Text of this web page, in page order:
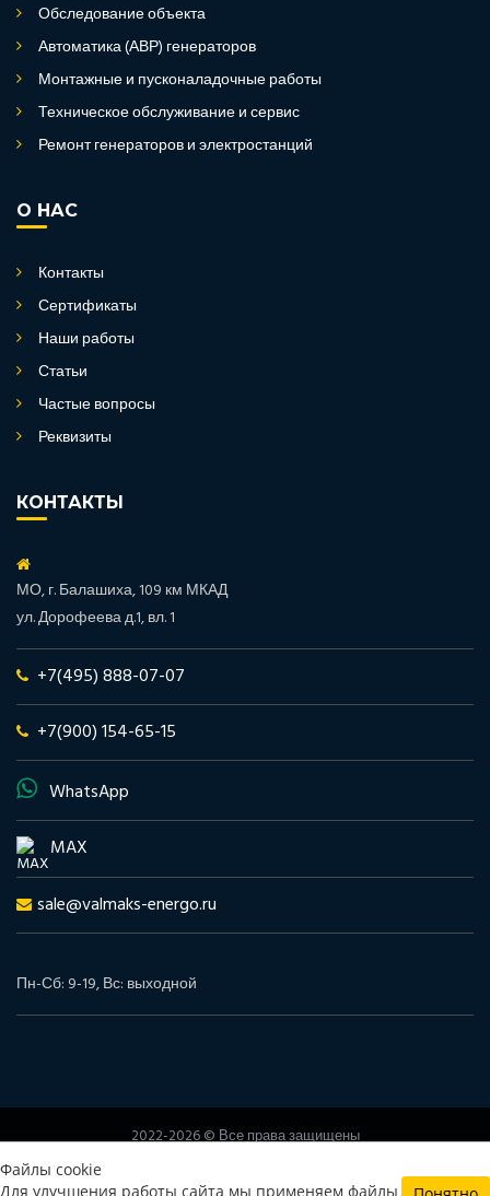
Файлы cookie
Для улучшения работы сайта мы применяем файлы
Обследование объекта
Автоматика (АВР) генераторов
Монтажные и пусконаладочные работы
Техническое обслуживание и сервис
Ремонт генераторов и электростанций
О НАС
Контакты
Сертификаты
Наши работы
Статьи
Частые вопросы
Реквизиты
КОНТАКТЫ
МО, г. Балашиха, 109 км МКАД
ул. Дорофеева д.1, вл. 1
+7(495) 888-07-07
+7(900) 154-65-15
WhatsApp
MAX
sale@valmaks-energo.ru
Пн-Сб: 9-19, Вс: выходной
2022-2026 © Все права защищены
Политика конфиденциальности
Согласие на обработку